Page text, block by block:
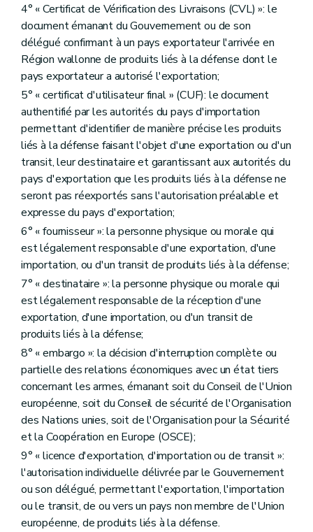
4° « Certificat de Vérification des Livraisons (CVL) »: le
document émanant du Gouvernement ou de son
délégué confirmant à un pays exportateur l'arrivée en
Région wallonne de produits liés à la défense dont le
pays exportateur a autorisé l'exportation;
5° « certificat d'utilisateur final » (CUF): le document
authentifié par les autorités du pays d'importation
permettant d'identifier de manière précise les produits
liés à la défense faisant l'objet d'une exportation ou d'un
transit, leur destinataire et garantissant aux autorités du
pays d'exportation que les produits liés à la défense ne
seront pas réexportés sans l'autorisation préalable et
expresse du pays d'exportation;
6° « fournisseur »: la personne physique ou morale qui
est légalement responsable d'une exportation, d'une
importation, ou d'un transit de produits liés à la défense;
7° « destinataire »: la personne physique ou morale qui
est légalement responsable de la réception d'une
exportation, d'une importation, ou d'un transit de
produits liés à la défense;
8° « embargo »: la décision d'interruption complète ou
partielle des relations économiques avec un état tiers
concernant les armes, émanant soit du Conseil de l'Union
européenne, soit du Conseil de sécurité de l'Organisation
des Nations unies, soit de l'Organisation pour la Sécurité
et la Coopération en Europe (OSCE);
9° « licence d'exportation, d'importation ou de transit »:
l'autorisation individuelle délivrée par le Gouvernement
ou son délégué, permettant l'exportation, l'importation
ou le transit, de ou vers un pays non membre de l'Union
européenne, de produits liés à la défense.